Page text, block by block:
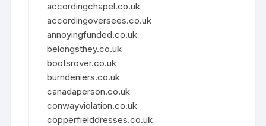
accordingchapel.co.uk
accordingoversees.co.uk
annoyingfunded.co.uk
belongsthey.co.uk
bootsrover.co.uk
burndeniers.co.uk
canadaperson.co.uk
conwayviolation.co.uk
copperfielddresses.co.uk